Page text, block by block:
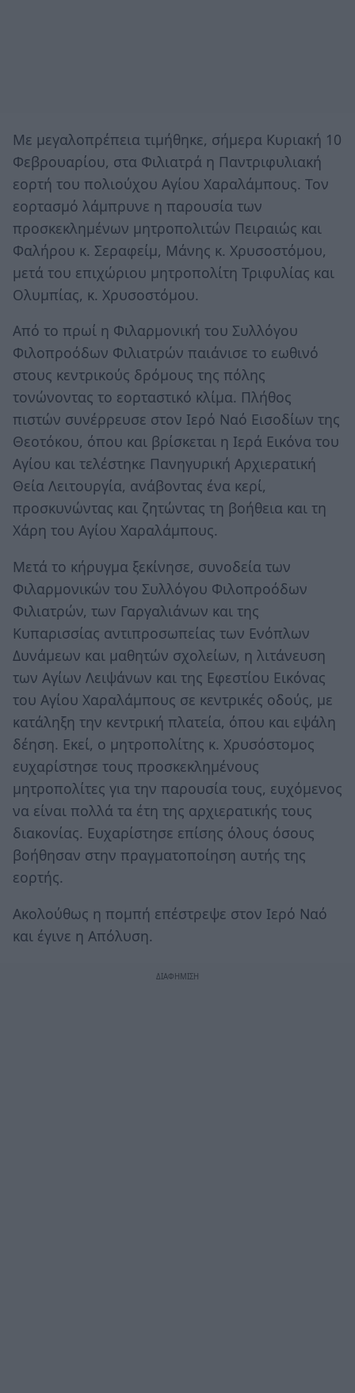
Με μεγαλοπρέπεια τιμήθηκε, σήμερα Κυριακή 10
Φεβρουαρίου, στα Φιλιατρά η Παντριφυλιακή
εορτή του πολιούχου Αγίου Χαραλάμπους. Τον
εορτασμό λάμπρυνε η παρουσία των
προσκεκλημένων μητροπολιτών Πειραιώς και
Φαλήρου κ. Σεραφείμ, Μάνης κ. Χρυσοστόμου,
μετά του επιχώριου μητροπολίτη Τριφυλίας και
Ολυμπίας, κ. Χρυσοστόμου.
Από το πρωί η Φιλαρμονική του Συλλόγου
Φιλοπροόδων Φιλιατρών παιάνισε το εωθινό
στους κεντρικούς δρόμους της πόλης
τονώνοντας το εορταστικό κλίμα. Πλήθος
πιστών συνέρρευσε στον Ιερό Ναό Εισοδίων της
Θεοτόκου, όπου και βρίσκεται η Ιερά Εικόνα του
Αγίου και τελέστηκε Πανηγυρική Αρχιερατική
Θεία Λειτουργία, ανάβοντας ένα κερί,
προσκυνώντας και ζητώντας τη βοήθεια και τη
Χάρη του Αγίου Χαραλάμπους.
Μετά το κήρυγμα ξεκίνησε, συνοδεία των
Φιλαρμονικών του Συλλόγου Φιλοπροόδων
Φιλιατρών, των Γαργαλιάνων και της
Κυπαρισσίας αντιπροσωπείας των Ενόπλων
Δυνάμεων και μαθητών σχολείων, η λιτάνευση
των Αγίων Λειψάνων και της Εφεστίου Εικόνας
του Αγίου Χαραλάμπους σε κεντρικές οδούς, με
κατάληξη την κεντρική πλατεία, όπου και εψάλη
δέηση. Εκεί, ο μητροπολίτης κ. Χρυσόστομος
ευχαρίστησε τους προσκεκλημένους
μητροπολίτες για την παρουσία τους, ευχόμενος
να είναι πολλά τα έτη της αρχιερατικής τους
διακονίας. Ευχαρίστησε επίσης όλους όσους
βοήθησαν στην πραγματοποίηση αυτής της
εορτής.
Ακολούθως η πομπή επέστρεψε στον Ιερό Ναό
και έγινε η Απόλυση.